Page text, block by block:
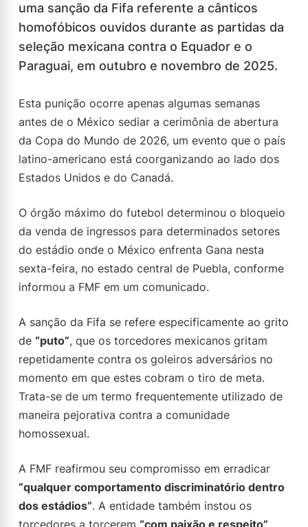
uma sanção da Fifa referente a cânticos
homofóbicos ouvidos durante as partidas da
seleção mexicana contra o Equador e o
Paraguai, em outubro e novembro de 2025.
Esta punição ocorre apenas algumas semanas
antes de o México sediar a cerimônia de abertura
da Copa do Mundo de 2026, um evento que o país
latino-americano está coorganizando ao lado dos
Estados Unidos e do Canadá.
O órgão máximo do futebol determinou o bloqueio
da venda de ingressos para determinados setores
do estádio onde o México enfrenta Gana nesta
sexta-feira, no estado central de Puebla, conforme
informou a FMF em um comunicado.
A sanção da Fifa se refere especificamente ao grito
de “puto”, que os torcedores mexicanos gritam
repetidamente contra os goleiros adversários no
momento em que estes cobram o tiro de meta.
Trata-se de um termo frequentemente utilizado de
maneira pejorativa contra a comunidade
homossexual.
A FMF reafirmou seu compromisso em erradicar
“qualquer comportamento discriminatório dentro
dos estádios”. A entidade também instou os
torcedores a torcerem “com paixão e respeito”